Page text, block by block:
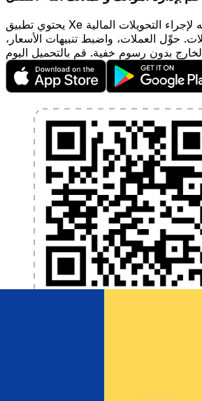
يحتوي تطبيق Xe على كل ما تحتاجه لإجراء التحويلات المالية
حوِّل العملات، واضبط تنبيهات الأسعار،